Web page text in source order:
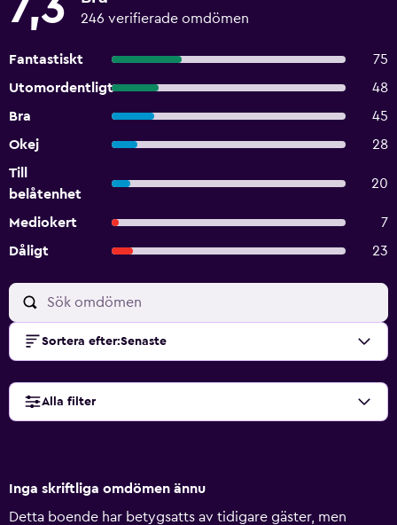
246 verifierade omdömen
Fantastiskt
75
Utomordentligt
48
Bra
45
Okej
28
Till
belåtenhet
20
Mediokert
7
Dåligt
23
Sortera efter:Senaste
Alla filter
Inga skriftliga omdömen ännu
Detta boende har betygsatts av tidigare gäster, men